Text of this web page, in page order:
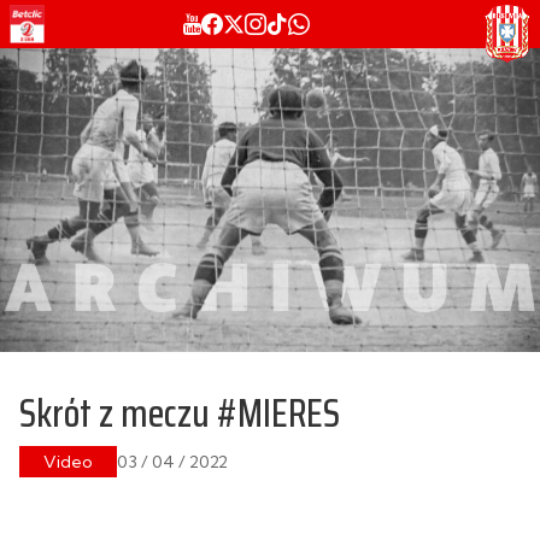
Skrót z meczu #MIERES
Video 03 / 04 / 2022